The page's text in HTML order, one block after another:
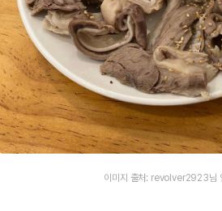
이미지 출처: revolver2923님